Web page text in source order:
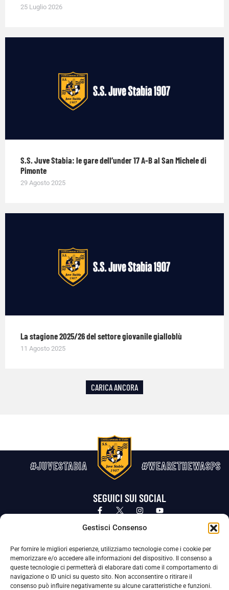
Gestisci Consenso
Per fornire le migliori esperienze, utilizziamo tecnologie come i cookie per
memorizzare e/o accedere alle informazioni del dispositivo. Il consenso a
queste tecnologie ci permetterà di elaborare dati come il comportamento di
navigazione o ID unici su questo sito. Non acconsentire o ritirare il
consenso può influire negativamente su alcune caratteristiche e funzioni.
25 Luglio 2026
S.S. Juve Stabia: le gare dell’under 17 A-B al San Michele di
Pimonte
29 Agosto 2025
La stagione 2025/26 del settore giovanile gialloblù
11 Agosto 2025
CARICA ANCORA
#JUVESTABIA #WEARETHEWASPS
SEGUICI SUI SOCIAL
Privacy Policy Cookie Policy
La Società ha nominato il Responsabile della Protezione dei Dati Personali (DPO), figura specializzata che vigila sulle modalità
adottate dalla nostra Società per tutelare i Suoi dati personali.
Per contattare il DPO può scrivere a